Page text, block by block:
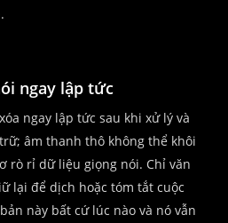
ngay lập tức
ngay lập tức sau khi xử lý và
âm thanh thô không thể khôi
rò rỉ dữ liệu giọng nói. Chỉ văn
lại để dịch hoặc tóm tắt cuộc
này bất cứ lúc nào và nó vẫn